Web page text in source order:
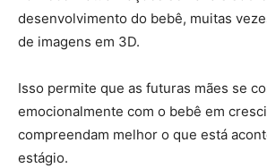
desenvolvimento do bebê, muitas
de imagens em 3D.
Isso permite que as futuras mães se
emocionalmente com o bebê em
compreendam melhor o que está
estágio.